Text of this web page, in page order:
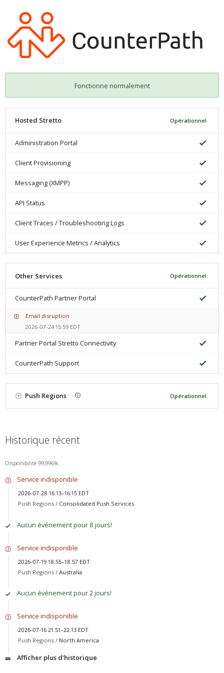
Fonctionne normalement
Hosted Stretto Opérationnel
Administration Portal
Client Provisioning
Messaging (XMPP)
API Status
Client Traces / Troubleshooting Logs
User Experience Metrics / Analytics
Other Services Opérationnel
CounterPath Partner Portal
Email disruption
2026-07-24 15:59 EDT
Partner Portal Stretto Connectivity
CounterPath Support
Push Regions Opérationnel
Historique récent
Disponibilité 99,996%
Service indisponible
2026-07-28 16:13–16:15 EDT
Push Regions / Consolidated Push Services
Aucun événement pour 8 jours!
Service indisponible
2026-07-19 18:55–18:57 EDT
Push Regions / Australia
Aucun événement pour 2 jours!
Service indisponible
2026-07-16 21:51–22:13 EDT
Push Regions / North America
Afficher plus d'historique